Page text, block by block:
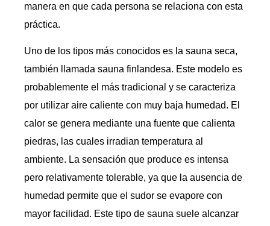
manera en que cada persona se relaciona con esta
práctica.
Uno de los tipos más conocidos es la sauna seca,
también llamada sauna finlandesa. Este modelo es
probablemente el más tradicional y se caracteriza
por utilizar aire caliente con muy baja humedad. El
calor se genera mediante una fuente que calienta
piedras, las cuales irradian temperatura al
ambiente. La sensación que produce es intensa
pero relativamente tolerable, ya que la ausencia de
humedad permite que el sudor se evapore con
mayor facilidad. Este tipo de sauna suele alcanzar